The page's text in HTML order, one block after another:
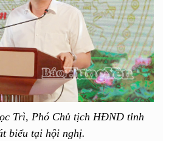
Trì, Phó Chủ tịch HĐND tỉnh
biểu tại hội nghị.